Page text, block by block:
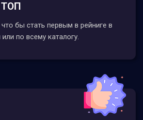
ТОП
бы стать первым в рейниге в
по всему каталогу.